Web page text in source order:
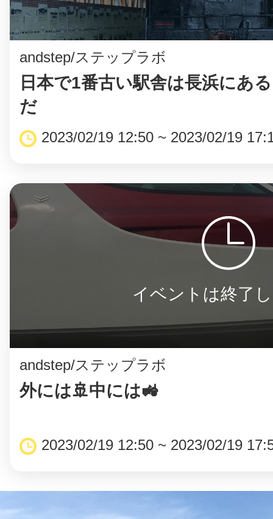
andstep/ステップラボ
日本で1番古い駅舎は長浜にあ
だ
2023/02/19 12:50 ~ 2023/02/19
イベントは終了
andstep/ステップラボ
外には🚢中には🚜
2023/02/19 12:50 ~ 2023/02/19
©︎ KAYAC Inc.All